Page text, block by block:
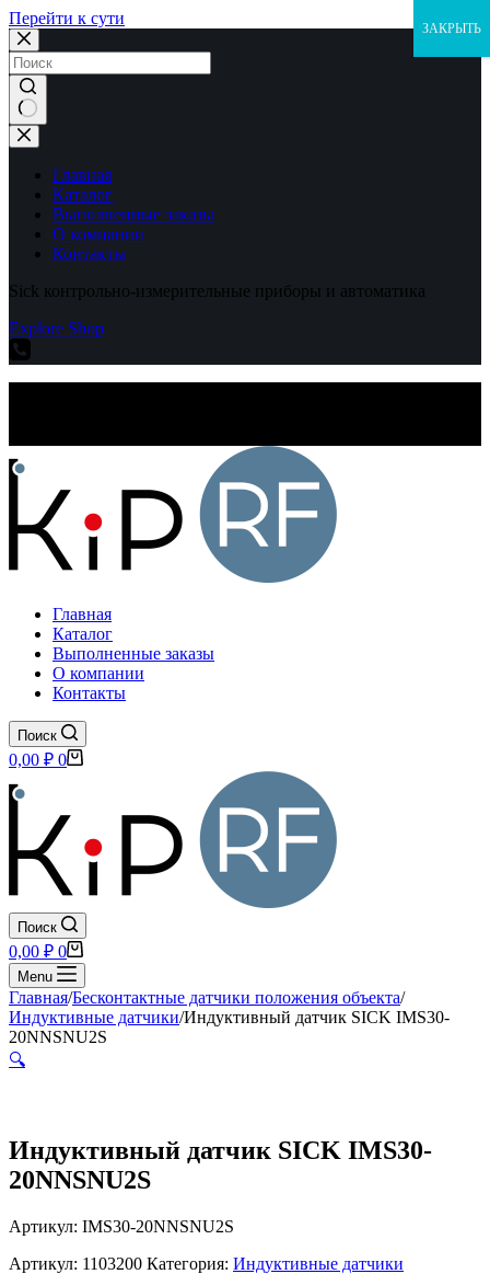
Перейти к сути
Ничего
не
найденоГлавная
Каталог
Выполненные заказы
О компании
Контакты
Sick контрольно-измерительные приборы и автоматика
Explore Shop
Главная
Каталог
Выполненные заказы
О компании
Контакты
Поиск
Корзина
0,00 ₽ 0
Поиск
Корзина
0,00 ₽ 0
Menu
Главная/Бесконтактные датчики положения объекта/
Индуктивные датчики/Индуктивный датчик SICK IMS30-
20NNSNU2S
🔍
Индуктивный датчик SICK IMS30-
20NNSNU2S
Артикул: IMS30-20NNSNU2S
Артикул: 1103200 Категория: Индуктивные датчики
ЗАКРЫТЬ